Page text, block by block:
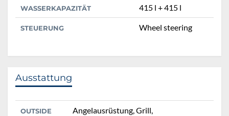
WASSERKAPAZITÄT 415 l + 415 l
STEUERUNG Wheel steering
Ausstattung
OUTSIDE
Angelausrüstung, Grill,